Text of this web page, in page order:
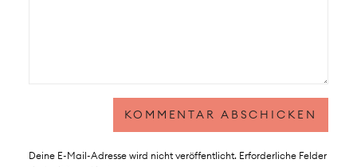
Deine E-Mail-Adresse wird nicht veröffentlicht. Erforderliche Felder